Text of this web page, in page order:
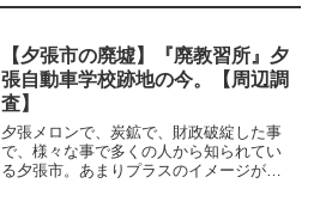
【夕張市の廃墟】『廃教習所』夕
張自動車学校跡地の今。【周辺調
査】
夕張メロンで、炭鉱で、財政破綻した事
で、様々な事で多くの人から知られてい
る夕張市。あまりプラスのイメージがな